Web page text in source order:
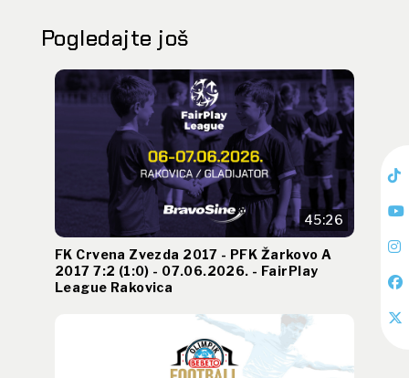
Pogledajte još
45:26
FK Crvena Zvezda 2017 - PFK Žarkovo A
2017 7:2 (1:0) - 07.06.2026. - FairPlay
League Rakovica